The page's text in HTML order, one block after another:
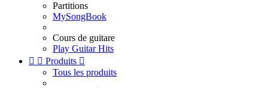
Partitions
MySongBook
Cours de guitare
Play Guitar Hits
  Produits 
Tous les produits